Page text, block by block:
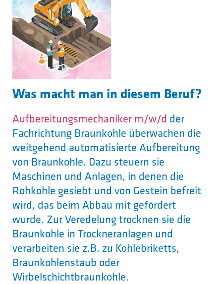
Was macht man in diesem Beruf?
Aufbereitungsmechaniker m/w/d der
Fachrichtung Braunkohle überwachen die
weitgehend automatisierte Aufbereitung
von Braunkohle. Dazu steuern sie
Maschinen und Anlagen, in denen die
Rohkohle gesiebt und von Gestein befreit
wird, das beim Abbau mit gefördert
wurde. Zur Veredelung trocknen sie die
Braunkohle in Trockneranlagen und
verarbeiten sie z.B. zu Kohlebriketts,
Braunkohlenstaub oder
Wirbelschichtbraunkohle.